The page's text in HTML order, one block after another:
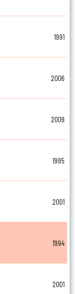
1991
2006
2009
1995
2001
1994
2001